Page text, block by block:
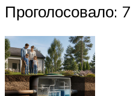
Проголосовало: 7